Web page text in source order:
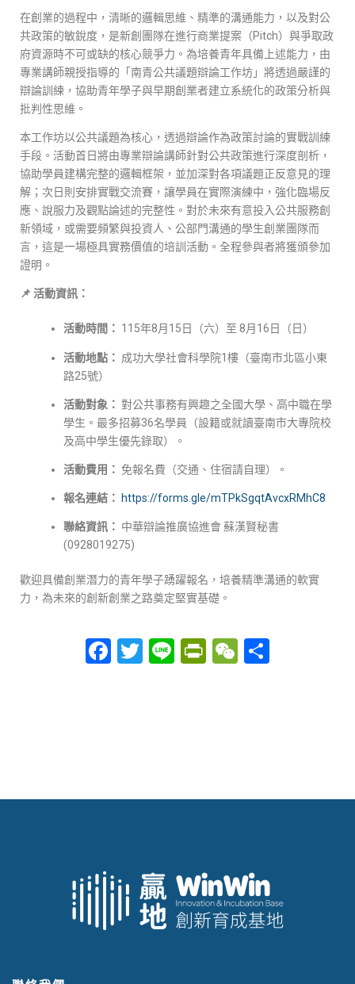
在創業的過程中，清晰的邏輯思維、精準的溝通能力，以及對公
共政策的敏銳度，是新創團隊在進行商業提案（Pitch）與爭取政
府資源時不可或缺的核心競爭力。為培養青年具備上述能力，由
專業講師親授指導的「南青公共議題辯論工作坊」將透過嚴謹的
辯論訓練，協助青年學子與早期創業者建立系統化的政策分析與
批判性思維。
本工作坊以公共議題為核心，透過辯論作為政策討論的實戰訓練
手段。活動首日將由專業辯論講師針對公共政策進行深度剖析，
協助學員建構完整的邏輯框架，並加深對各項議題正反意見的理
解；次日則安排實戰交流賽，讓學員在實際演練中，強化臨場反
應、說服力及觀點論述的完整性。對於未來有意投入公共服務創
新領域，或需要頻繁與投資人、公部門溝通的學生創業團隊而
言，這是一場極具實務價值的培訓活動。全程參與者將獲頒參加
證明。
📌 活動資訊：
活動時間： 115年8月15日（六）至 8月16日（日）
活動地點： 成功大學社會科學院1樓（臺南市北區小東
路25號）
活動對象： 對公共事務有興趣之全國大學、高中職在學
學生。最多招募36名學員（設籍或就讀臺南市大專院校
及高中學生優先錄取）。
活動費用： 免報名費（交通、住宿請自理）。
報名連結： https://forms.gle/mTPkSgqtAvcxRMhC8
聯絡資訊： 中華辯論推廣協進會 蘇漢賢秘書
(0928019275)
歡迎具備創業潛力的青年學子踴躍報名，培養精準溝通的軟實
力，為未來的創新創業之路奠定堅實基礎。
Facebook
Twitter
LinePrintFriendly
WeChat